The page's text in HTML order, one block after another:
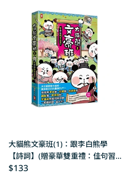
大貓熊文豪班(1)：跟李白熊學
【詩詞】(贈豪華雙重禮：佳句習
字帖+52位大文豪開學同樂會海報)
Regular
$133